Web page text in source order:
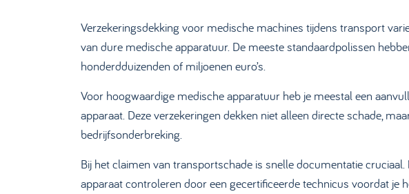
Verzekeringsdekking voor medische machines tijdens transport
van dure medische apparatuur. De meeste standaardpolissen
honderdduizenden of miljoenen euro’s.
Voor hoogwaardige medische apparatuur heb je meestal een
apparaat. Deze verzekeringen dekken niet alleen directe schade,
bedrijfsonderbreking.
Bij het claimen van transportschade is snelle documentatie
apparaat controleren door een gecertificeerde technicus voordat